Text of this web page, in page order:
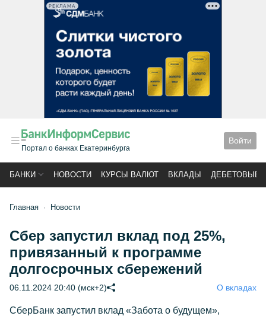
РЕКЛАМА
Портал о банках Екатеринбурга
Войти
БАНКИ НОВОСТИ КУРСЫ ВАЛЮТ ВКЛАДЫ ДЕБЕТОВЫЕ
Главная Новости
Сбер запустил вклад под 25%,
привязанный к программе
долгосрочных сбережений
06.11.2024 20:40 (мск+2) О вкладах
СберБанк запустил вклад «Забота о будущем»,